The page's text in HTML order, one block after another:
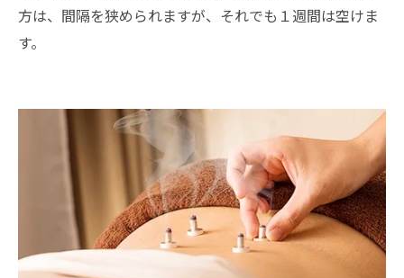
方は、間隔を狭められますが、それでも１週間は空けま
す。